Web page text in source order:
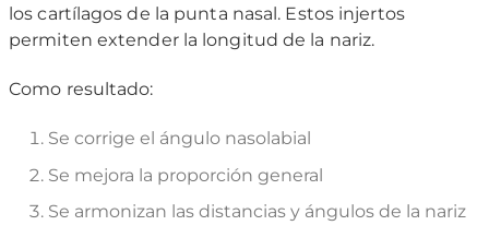
los cartílagos de la punta nasal. Estos injertos
permiten extender la longitud de la nariz.
Como resultado:
Se corrige el ángulo nasolabial
Se mejora la proporción general
Se armonizan las distancias y ángulos de la nariz